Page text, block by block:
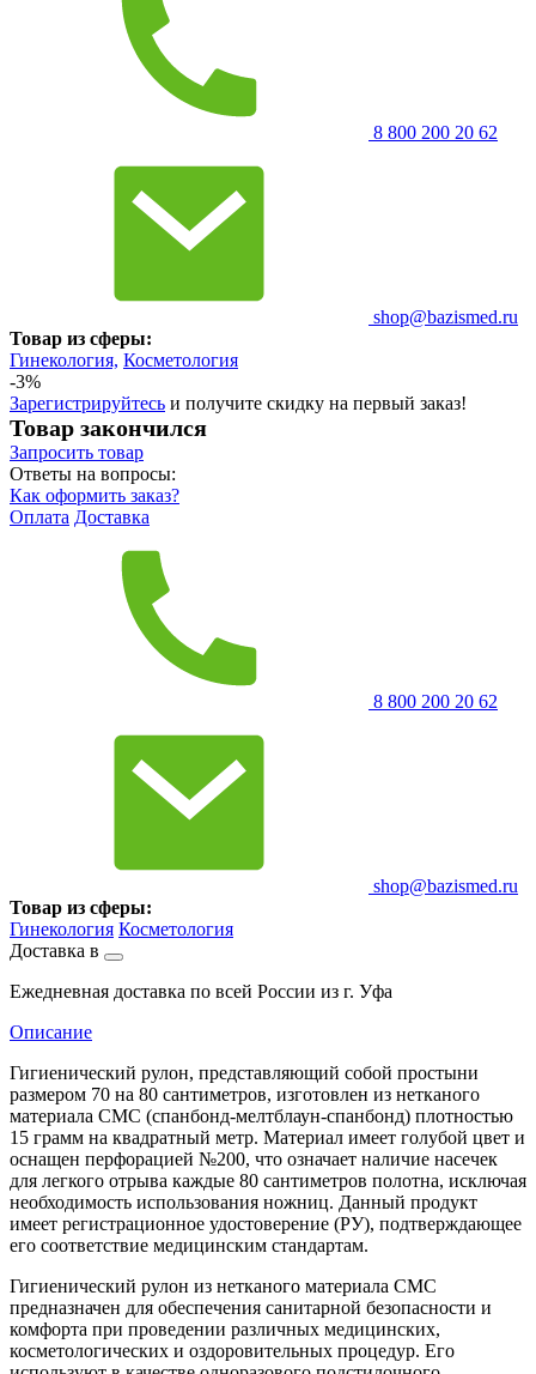
8 800 200 20 62
shop@bazismed.ru
Товар из сферы:
Гинекология, Косметология
-3%
Зарегистрируйтесь и получите скидку на первый заказ!
Товар закончился
Запросить товар
Ответы на вопросы:
Как оформить заказ?
Оплата Доставка
8 800 200 20 62
shop@bazismed.ru
Товар из сферы:
Гинекология Косметология
Доставка в
Ежедневная доставка по всей России из г. Уфа
Описание
Гигиенический рулон, представляющий собой простыни
размером 70 на 80 сантиметров, изготовлен из нетканого
материала СМС (спанбонд-мелтблаун-спанбонд) плотностью
15 грамм на квадратный метр. Материал имеет голубой цвет и
оснащен перфорацией №200, что означает наличие насечек
для легкого отрыва каждые 80 сантиметров полотна, исключая
необходимость использования ножниц. Данный продукт
имеет регистрационное удостоверение (РУ), подтверждающее
его соответствие медицинским стандартам.
Гигиенический рулон из нетканого материала СМС
предназначен для обеспечения санитарной безопасности и
комфорта при проведении различных медицинских,
косметологических и оздоровительных процедур. Его